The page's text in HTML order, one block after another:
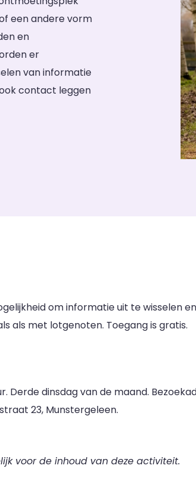
een andere vorm
en
er
van informatie
contact leggen
om informatie uit te wisselen en
als met lotgenoten. Toegang is gratis.
Derde dinsdag van de maand.
23, Munstergeleen.
voor de inhoud van deze activiteit.